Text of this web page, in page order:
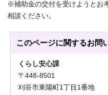
※補助金の交付を受けようとお
相談ください。
このページに関するお問
くらし安心課
〒448-8501
刈谷市東陽町1丁目1番地